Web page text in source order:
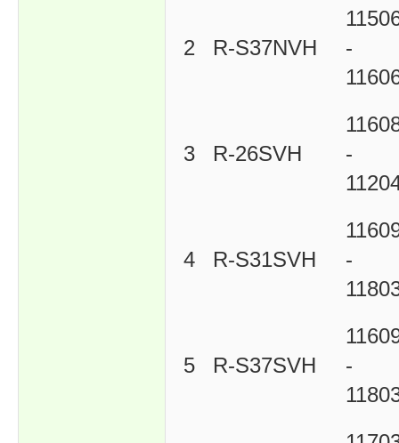
2 R-S37NVH
-
3 R-26SVH
-
4 R-S31SVH
-
5 R-S37SVH
-